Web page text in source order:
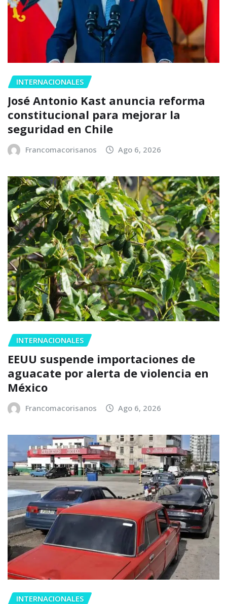
INTERNACIONALES
José Antonio Kast anuncia reforma
constitucional para mejorar la
seguridad en Chile
Francomacorisanos Ago 6, 2026
INTERNACIONALES
EEUU suspende importaciones de
aguacate por alerta de violencia en
México
Francomacorisanos Ago 6, 2026
INTERNACIONALES